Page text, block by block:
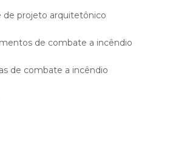
de projeto arquitetônico
de combate a incêndio
de combate a incêndio